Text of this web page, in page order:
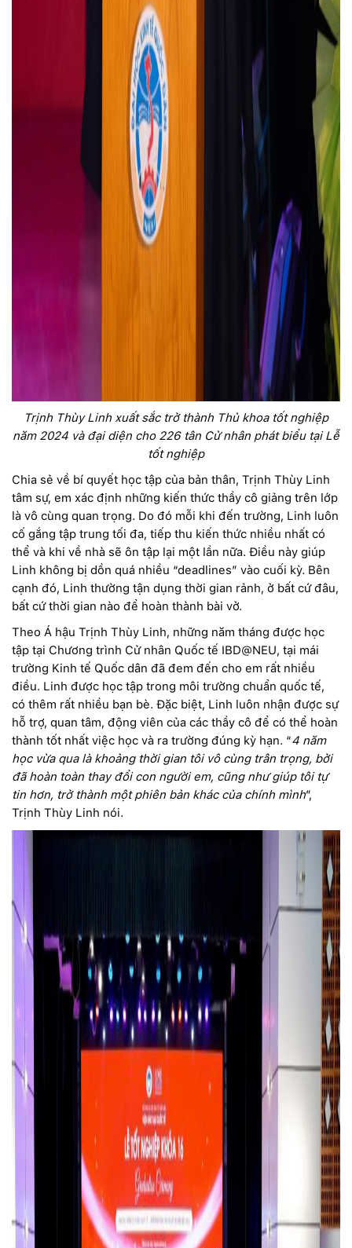
Trịnh Thùy Linh xuất sắc trở thành Thủ khoa tốt nghiệp
năm 2024 và đại diện cho 226 tân Cử nhân phát biểu tại Lễ
tốt nghiệp
Chia sẻ về bí quyết học tập của bản thân, Trịnh Thùy Linh
tâm sự, em xác định những kiến thức thầy cô giảng trên lớp
là vô cùng quan trọng. Do đó mỗi khi đến trường, Linh luôn
cố gắng tập trung tối đa, tiếp thu kiến thức nhiều nhất có
thể và khi về nhà sẽ ôn tập lại một lần nữa. Điều này giúp
Linh không bị dồn quá nhiều “deadlines” vào cuối kỳ. Bên
cạnh đó, Linh thường tận dụng thời gian rảnh, ở bất cứ đâu,
bất cứ thời gian nào để hoàn thành bài vở.
Theo Á hậu Trịnh Thùy Linh, những năm tháng được học
tập tại Chương trình Cử nhân Quốc tế IBD@NEU, tại mái
trường Kinh tế Quốc dân đã đem đến cho em rất nhiều
điều. Linh được học tập trong môi trường chuẩn quốc tế,
có thêm rất nhiều bạn bè. Đặc biệt, Linh luôn nhận được sự
hỗ trợ, quan tâm, động viên của các thầy cô để có thể hoàn
thành tốt nhất việc học và ra trường đúng kỳ hạn. “4 năm
học vừa qua là khoảng thời gian tôi vô cùng trân trọng, bởi
đã hoàn toàn thay đổi con người em, cũng như giúp tôi tự
tin hơn, trở thành một phiên bản khác của chính mình”,
Trịnh Thùy Linh nói.